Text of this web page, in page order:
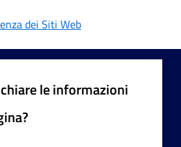
dei Siti Web
le informazioni